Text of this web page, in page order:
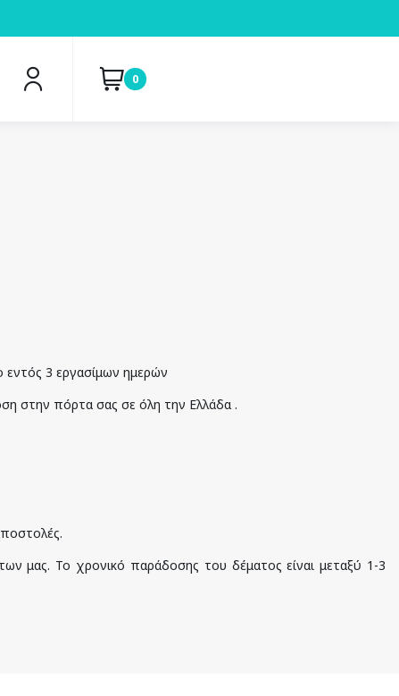
0
εντός 3 εργασίμων ημερών
στην πόρτα σας σε όλη την Ελλάδα .
μας. Το χρονικό παράδοσης του δέματος είναι μεταξύ 1-3